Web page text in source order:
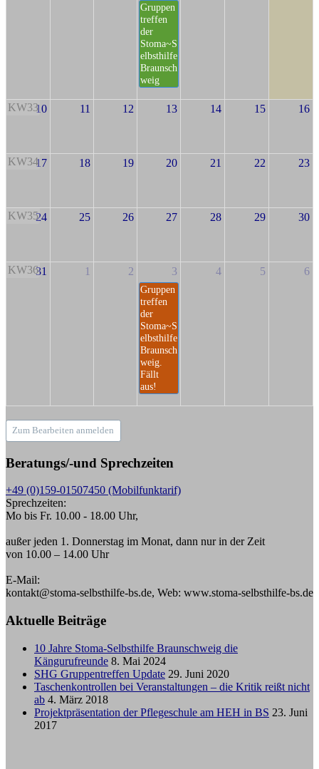
Gruppen
treffen
der
Stoma~S
elbsthilfe
Braunsch
weig
KW3310 11 12 13 14 15 16
KW3417 18 19 20 21 22 23
KW3524 25 26 27 28 29 30
KW3631 1 2 3
Gruppen
treffen
der
Stoma~S
elbsthilfe
Braunsch
weig.
Fällt
aus!
4 5 6
Zum Bearbeiten anmelden
Beratungs/-und Sprechzeiten
+49 (0)159-01507450 (Mobilfunktarif)
Sprechzeiten:
Mo bis Fr. 10.00 - 18.00 Uhr,
außer jeden 1. Donnerstag im Monat, dann nur in der Zeit
von 10.00 – 14.00 Uhr
E-Mail:
kontakt@stoma-selbsthilfe-bs.de, Web: www.stoma-selbsthilfe-bs.de
Aktuelle Beiträge
10 Jahre Stoma-Selbsthilfe Braunschweig die
Kängurufreunde 8. Mai 2024
SHG Gruppentreffen Update 29. Juni 2020
Taschenkontrollen bei Veranstaltungen – die Kritik reißt nicht
ab 4. März 2018
Projektpräsentation der Pflegeschule am HEH in BS 23. Juni
2017